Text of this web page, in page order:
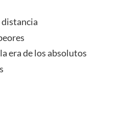
distancia
era de los absolutos